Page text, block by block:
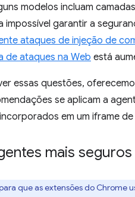
modelos incluam
impossível garantir a
ataques de injeção de
de ataques na Web está
essas questões,
se aplicam a
em um iframe
mais seguros
que as extensões do Chrome